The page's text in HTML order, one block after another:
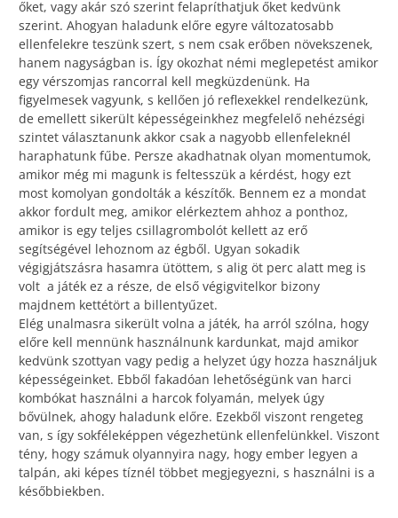
őket, vagy akár szó szerint felapríthatjuk őket kedvünk
szerint. Ahogyan haladunk előre egyre változatosabb
ellenfelekre teszünk szert, s nem csak erőben növekszenek,
hanem nagyságban is. Így okozhat némi meglepetést amikor
egy vérszomjas rancorral kell megküzdenünk. Ha
figyelmesek vagyunk, s kellően jó reflexekkel rendelkezünk,
de emellett sikerült képességeinkhez megfelelő nehézségi
szintet választanunk akkor csak a nagyobb ellenfeleknél
haraphatunk fűbe. Persze akadhatnak olyan momentumok,
amikor még mi magunk is feltesszük a kérdést, hogy ezt
most komolyan gondolták a készítők. Bennem ez a mondat
akkor fordult meg, amikor elérkeztem ahhoz a ponthoz,
amikor is egy teljes csillagrombolót kellett az erő
segítségével lehoznom az égből. Ugyan sokadik
végigjátszásra hasamra ütöttem, s alig öt perc alatt meg is
volt a játék ez a része, de első végigvitelkor bizony
majdnem kettétört a billentyűzet.
Elég unalmasra sikerült volna a játék, ha arról szólna, hogy
előre kell mennünk használnunk kardunkat, majd amikor
kedvünk szottyan vagy pedig a helyzet úgy hozza használjuk
képességeinket. Ebből fakadóan lehetőségünk van harci
kombókat használni a harcok folyamán, melyek úgy
bővülnek, ahogy haladunk előre. Ezekből viszont rengeteg
van, s így sokféleképpen végezhetünk ellenfelünkkel. Viszont
tény, hogy számuk olyannyira nagy, hogy ember legyen a
talpán, aki képes tíznél többet megjegyezni, s használni is a
későbbiekben.